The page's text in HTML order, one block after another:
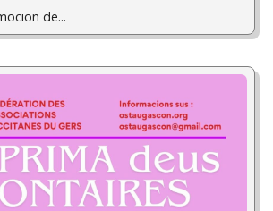
de...